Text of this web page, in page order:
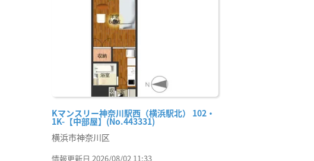
Kマンスリー神奈川駅西（横浜駅北） 102・
1K-【中部屋】(No.443331)
横浜市神奈川区
情報更新日 2026/08/02 11:33